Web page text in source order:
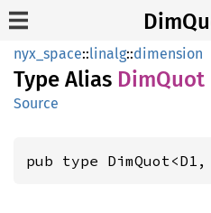
nyx_space::linalg::dimension
Type Alias DimQuot
Source
pub type